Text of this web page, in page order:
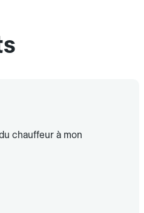
chauffeur à mon